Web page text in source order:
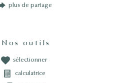
plus de partage
Nos outils
sélectionner
calculatrice